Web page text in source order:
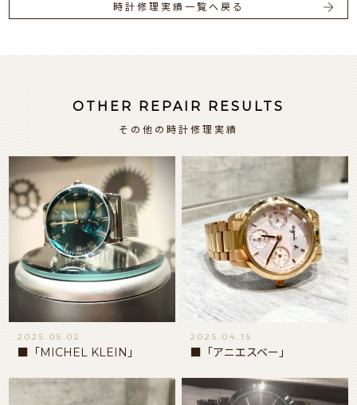
時計修理実績一覧へ戻る
OTHER REPAIR RESULTS
その他の時計修理実績
2025.05.02
■「MICHEL KLEIN」
2025.04.15
■「アニエスベー」